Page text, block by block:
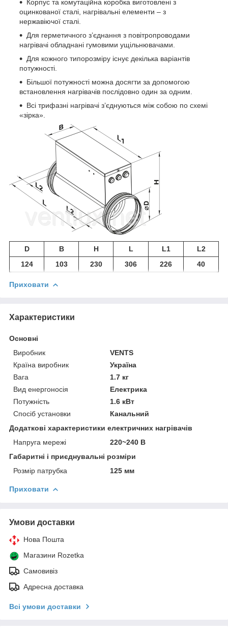
Корпус та комутаційна коробка виготовлені з
оцинкованої сталі, нагрівальні елементи – з
нержавіючої сталі.
Для герметичного з’єднання з повітропроводами
нагрівачі обладнані гумовими ущільнювачами.
Для кожного типорозміру існує декілька варіантів
потужності.
Більшої потужності можна досягти за допомогою
встановлення нагрівачів послідовно один за одним.
Всі трифазні нагрівачі з’єднуються між собою по схемі
«зірка».
D B H L L1
L2
124
103 230 306 226 40
Приховати
Характеристики
Основні
Виробник
VENTS
Країна виробник
Україна
Вага
1.7 кг
Вид енергоносія
Електрика
Потужність
1.6 кВт
Спосіб установки
Канальний
Додаткові характеристики електричних нагрівачів
Напруга мережі
220~240 В
Габаритні і приєднувальні розміри
Розмір патрубка
125 мм
Приховати
Умови доставки
Нова Пошта
Магазини Rozetka
Самовивіз
Адресна доставка
Всі умови доставки